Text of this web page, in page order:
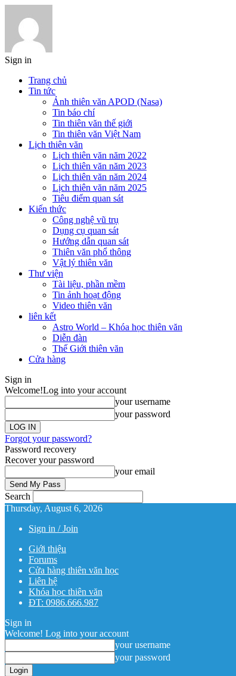
Sign in
Trang chủ
Tin tức
Ảnh thiên văn APOD (Nasa)
Tin báo chí
Tin thiên văn thế giới
Tin thiên văn Việt Nam
Lịch thiên văn
Lịch thiên văn năm 2022
Lịch thiên văn năm 2023
Lịch thiên văn năm 2024
Lịch thiên văn năm 2025
Tiêu điểm quan sát
Kiến thức
Công nghệ vũ trụ
Dụng cụ quan sát
Hướng dẫn quan sát
Thiên văn phổ thông
Vật lý thiên văn
Thư viện
Tài liệu, phần mềm
Tin ảnh hoạt động
Video thiên văn
liên kết
Astro World – Khóa học thiên văn
Diễn đàn
Thế Giới thiên văn
Cửa hàng
Sign in
Welcome!Log into your account
your username
your password
Forgot your password?
Password recovery
Recover your password
your email
Search
Thursday, August 6, 2026
Sign in / Join
Giới thiệu
Forums
Cửa hàng thiên văn học
Liên hệ
Khóa học thiên văn
ĐT: 0986.666.987
Sign in
Welcome! Log into your account
your username
your password